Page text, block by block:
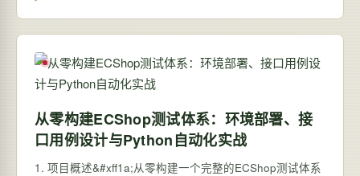
从零构建ECShop测试体系：环境部署、接
口用例设计与Python自动化实战
1. 项目概述&#xff1a;从零构建一个完整的ECShop测试体系